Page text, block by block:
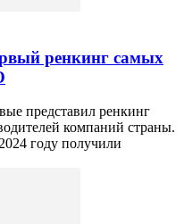
ренкинг самых
представил ренкинг
компаний страны.
году получили